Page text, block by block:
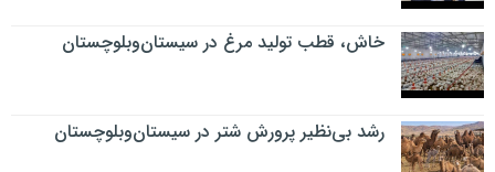
خاش، قطب تولید مرغ در سیستان‌وبلوچستان
رشد بی‌نظیر پرورش شتر در سیستان‌وبلوچستان